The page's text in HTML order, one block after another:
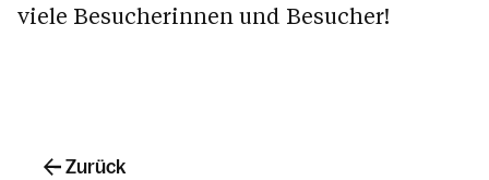
viele Besucherinnen und Besucher!
Zurück